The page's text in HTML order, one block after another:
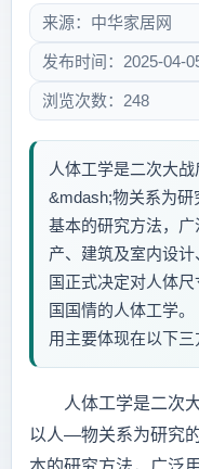
来源：中华家居网
发布时间：2025-04-
浏览次数：248
人体工学是二次大
&mdash;物关系为
基本的研究方法，
产、建筑及室内设
国正式决定对人体
国国情的人体工学
用主要体现在以下
人体工学是二次大
以人—物关系为研究